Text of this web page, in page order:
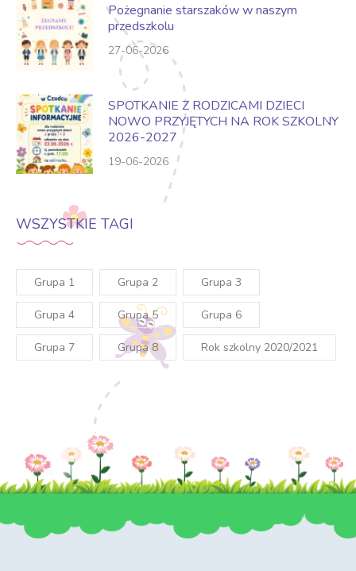
Pożegnanie starszaków w naszym
przedszkolu
27-06-2026
SPOTKANIE Z RODZICAMI DZIECI
NOWO PRZYJĘTYCH NA ROK SZKOLNY
2026-2027
19-06-2026
WSZYSTKIE TAGI
Grupa 1 Grupa 2 Grupa 3
Grupa 4 Grupa 5 Grupa 6
Grupa 7 Grupa 8 Rok szkolny 2020/2021